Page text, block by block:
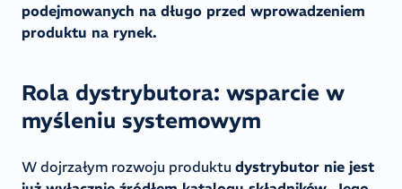
podejmowanych na długo przed wprowadzeniem
produktu na rynek.
Rola dystrybutora: wsparcie w
myśleniu systemowym
W dojrzałym rozwoju produktu dystrybutor nie jest